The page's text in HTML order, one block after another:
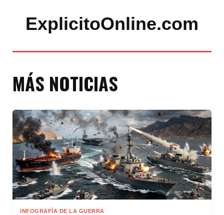
ExplicitoOnline.com
MÁS NOTICIAS
INFOGRAFÍA DE LA GUERRA